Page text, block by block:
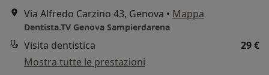
Via Alfredo Carzino 43, Genova • Mappa
Dentista.TV Genova Sampierdarena
Visita dentistica
29 €
Mostra tutte le prestazioni